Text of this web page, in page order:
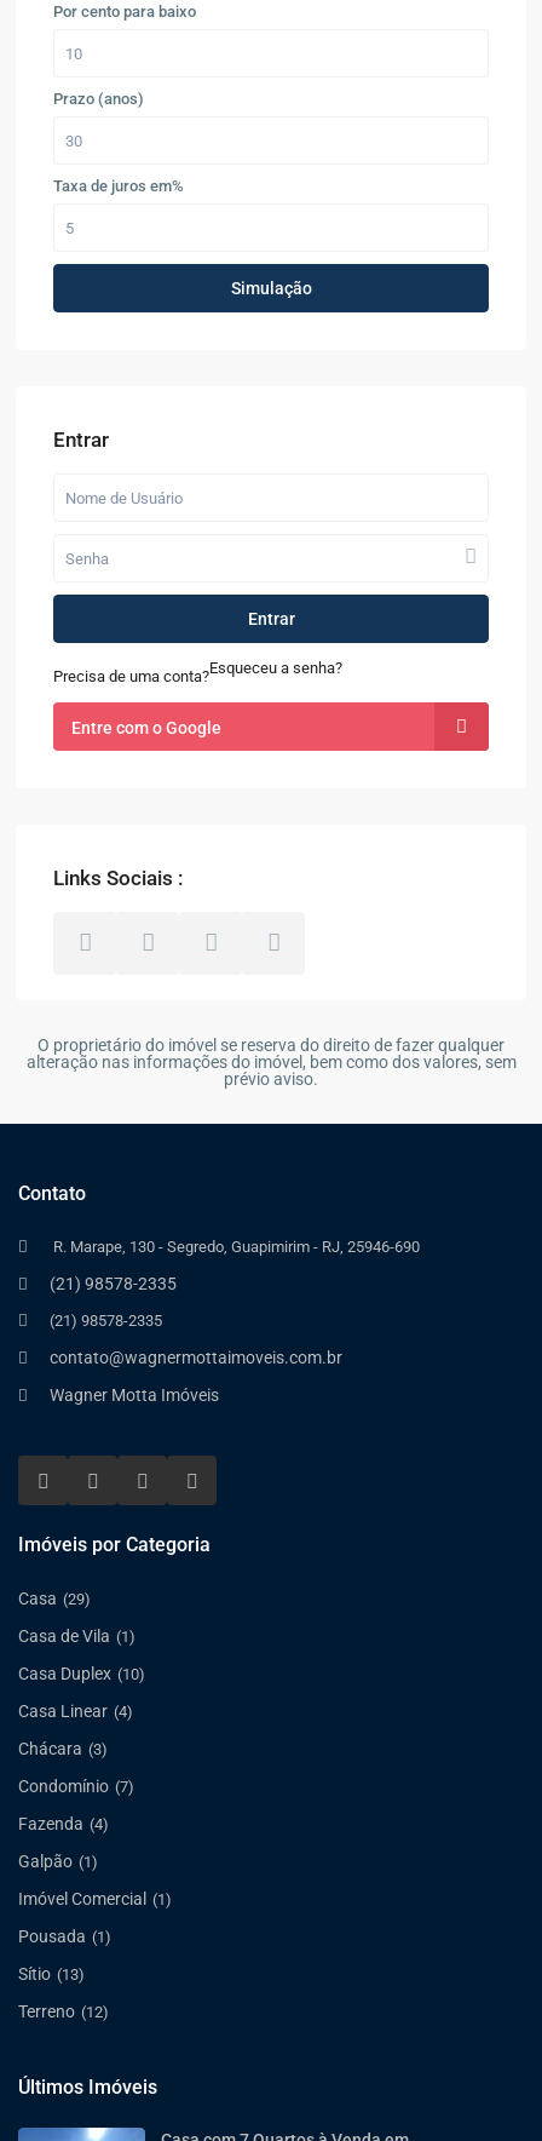
Por cento para baixo
Prazo (anos)
Taxa de juros em%
Simulação
Entrar
Entrar
Precisa de uma conta?Esqueceu a senha?
Entre com o Google
Links Sociais :
O proprietário do imóvel se reserva do direito de fazer qualquer
alteração nas informações do imóvel, bem como dos valores, sem
prévio aviso.
Contato
R. Marape, 130 - Segredo, Guapimirim - RJ, 25946-690
(21) 98578-2335
(21) 98578-2335
contato@wagnermottaimoveis.com.br
Wagner Motta Imóveis
Imóveis por Categoria
Casa (29)
Casa de Vila (1)
Casa Duplex (10)
Casa Linear (4)
Chácara (3)
Condomínio (7)
Fazenda (4)
Galpão (1)
Imóvel Comercial (1)
Pousada (1)
Sítio (13)
Terreno (12)
Últimos Imóveis